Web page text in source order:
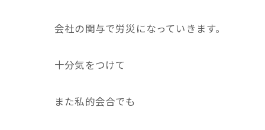
会社の関与で労災になっていきます。
十分気をつけて
また私的会合でも